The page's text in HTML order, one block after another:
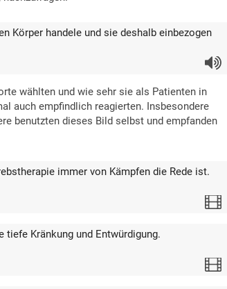
Körper handele und sie deshalb einbezogen
wählten und wie sehr sie als Patienten in
auch empfindlich reagierten. Insbesondere
benutzten dieses Bild selbst und empfanden
immer von Kämpfen die Rede ist.
Kränkung und Entwürdigung.